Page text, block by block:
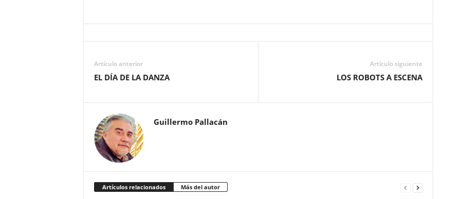
Artículo anterior
EL DÍA DE LA DANZA
Artículo siguiente
LOS ROBOTS A ESCENA
Guillermo Pallacán
Artículos relacionados Más del autor